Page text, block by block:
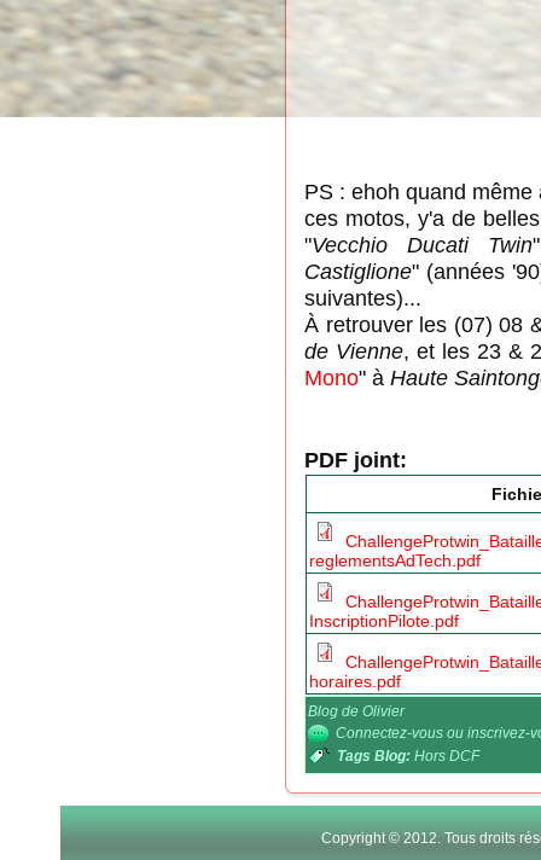
PS : ehoh quand
ces motos, y'a de
"Vecchio Ducati Twin
Castiglione" (années
suivantes)...
À retrouver les (07) 08
de Vienne, et les 23 &
Mono" à Haute
PDF joint:
reglementsAdTech.pdf
InscriptionPilote.pdf
horaires.pdf
Blog de Olivier
Connectez-vous ou inscrivez-
Tags Blog: Hors DCF
Copyright © 2012. Tous droits